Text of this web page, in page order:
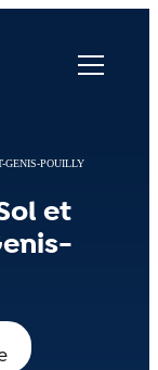
GENIS-POUILLY
et